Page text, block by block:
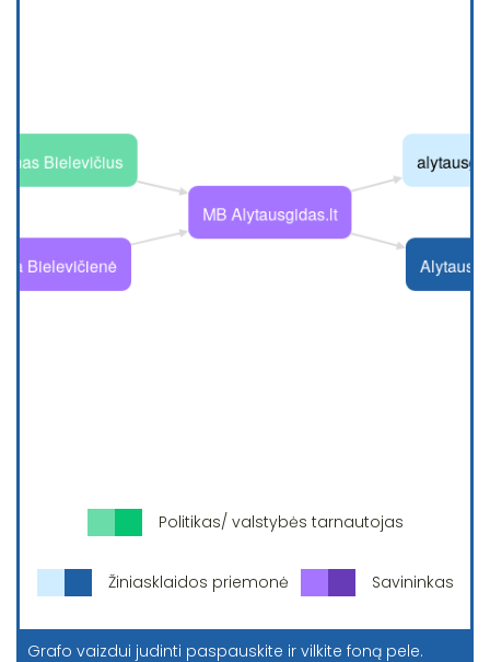
Politikas/ valstybės tarnautojas
Žiniasklaidos priemonė Savininkas
Grafo vaizdui judinti paspauskite ir vilkite foną pele.